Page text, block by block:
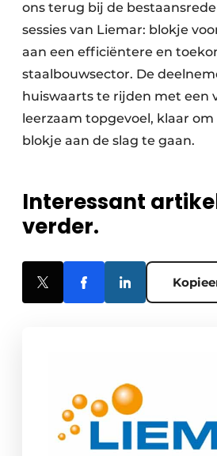
ons terug bij de
sessies van Liemar: blokje
aan een efficiëntere en
staalbouwsector. De
huiswaarts te rijden met een
leerzaam topgevoel, klaar
blokje aan de slag te gaan.
Interessant
verder.